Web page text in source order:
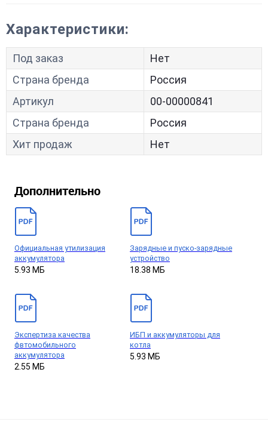
Характеристики:
Под заказ
Нет
Страна бренда
Россия
Артикул
00-00000841
Страна бренда
Россия
Хит продаж
Нет
Дополнительно
Официальная утилизация
аккумулятора
5.93 МБ
Зарядные и пуско-зарядные
устройство
18.38 МБ
Экспертиза качества
фвтомобильного
аккумулятора
2.55 МБ
ИБП и аккумуляторы для
котла
5.93 МБ